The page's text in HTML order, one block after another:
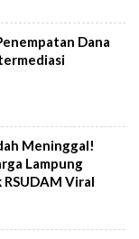
Dana
Meninggal!
Lampung
Viral